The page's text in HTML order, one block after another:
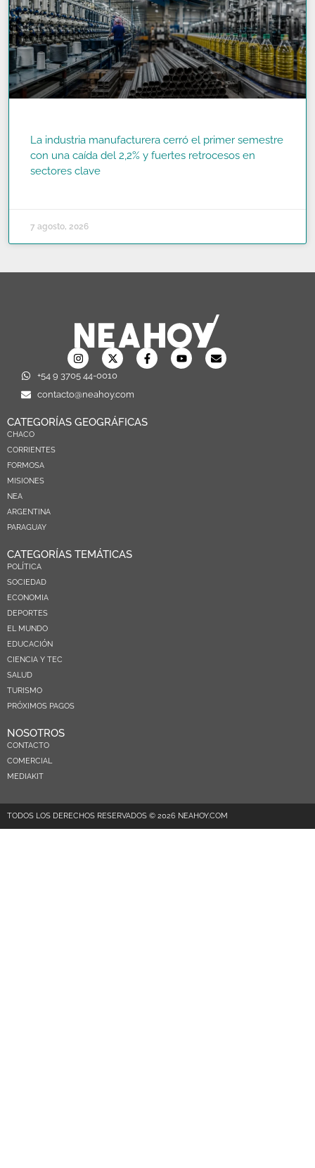
La industria manufacturera cerró el primer semestre
con una caída del 2,2% y fuertes retrocesos en
sectores clave
7 agosto, 2026
+54 9 3705 44-0010
contacto@neahoy.com
CATEGORÍAS GEOGRÁFICAS
CHACO
CORRIENTES
FORMOSA
MISIONES
NEA
ARGENTINA
PARAGUAY
CATEGORÍAS TEMÁTICAS
POLÍTICA
SOCIEDAD
ECONOMIA
DEPORTES
EL MUNDO
EDUCACIÓN
CIENCIA Y TEC
SALUD
TURISMO
PRÓXIMOS PAGOS
NOSOTROS
CONTACTO
COMERCIAL
MEDIAKIT
TODOS LOS DERECHOS RESERVADOS © 2026 NEAHOY.COM